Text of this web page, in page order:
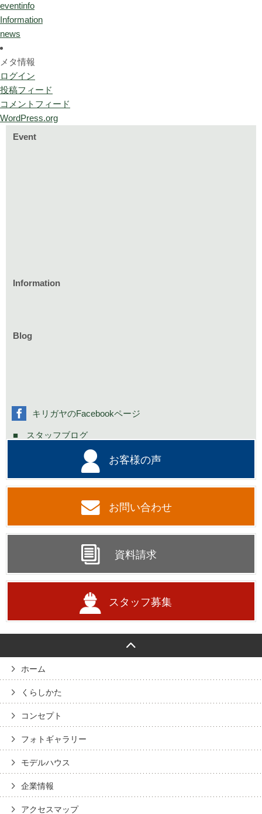
eventinfo
Information
news
メタ情報
ログイン
投稿フィード
コメントフィード
WordPress.org
Event
家づくりのイベント情報
Information
お知らせ一覧
Blog
社長の不定期日記
スタッフブログ
お客様の声
お問い合わせ
資料請求
スタッフ募集
キリガヤのFacebookページ
ホーム
くらしかた
コンセプト
フォトギャラリー
モデルハウス
企業情報
アクセスマップ